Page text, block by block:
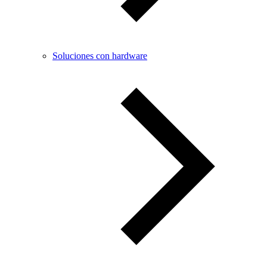
Soluciones con hardware